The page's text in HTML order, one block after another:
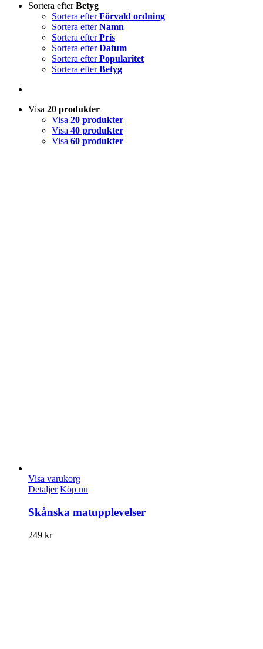
Sortera efterBetyg
Sortera efterFörvald ordning
Sortera efterNamn
Sortera efterPris
Sortera efterDatum
Sortera efterPopularitet
Sortera efterBetyg
Visa 20 produkter
Visa 20 produkter
Visa 40 produkter
Visa 60 produkter
Visa varukorg
Detaljer Köp nu
Skånska matupplevelser
249 kr